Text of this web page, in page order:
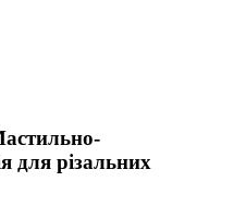
для різальних